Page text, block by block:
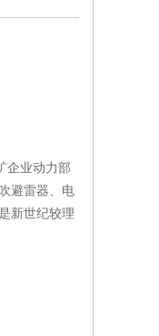
企业动力部
避雷器、电
新世纪较理